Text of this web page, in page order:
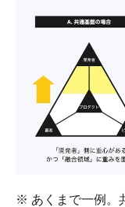
※ あくまで一例。